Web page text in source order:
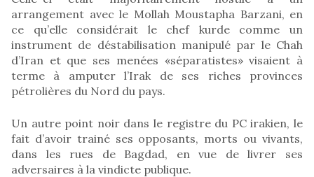
arrangement avec le Mollah Moustapha Barzani, en
ce qu’elle considérait le chef kurde comme un
instrument de déstabilisation manipulé par le Chah
d’Iran et que ses menées «séparatistes» visaient à
terme à amputer l’Irak de ses riches provinces
pétrolières du Nord du pays.
Un autre point noir dans le registre du PC irakien, le
fait d’avoir trainé ses opposants, morts ou vivants,
dans les rues de Bagdad, en vue de livrer ses
adversaires à la vindicte publique.